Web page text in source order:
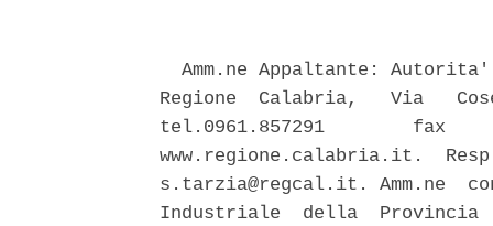
Amm.ne Appaltante:
Regione  Calabria,   Via
tel.0961.857291        fax
www.regione.calabria.it.
s.tarzia@regcal.it. Amm.ne
Industriale  della